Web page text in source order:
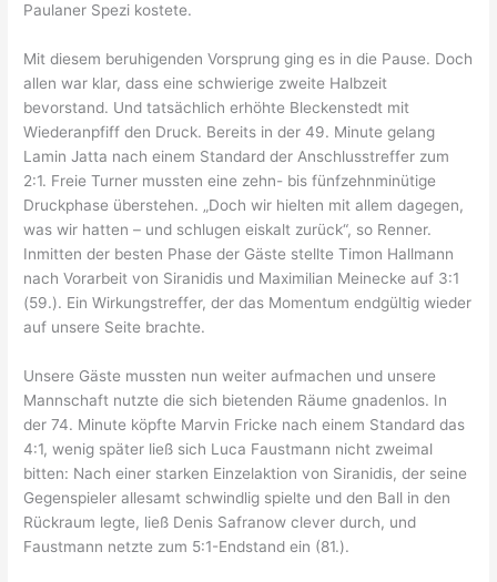
Paulaner Spezi kostete.
Mit diesem beruhigenden Vorsprung ging es in die Pause. Doch
allen war klar, dass eine schwierige zweite Halbzeit
bevorstand. Und tatsächlich erhöhte Bleckenstedt mit
Wiederanpfiff den Druck. Bereits in der 49. Minute gelang
Lamin Jatta nach einem Standard der Anschlusstreffer zum
2:1. Freie Turner mussten eine zehn- bis fünfzehnminütige
Druckphase überstehen. „Doch wir hielten mit allem dagegen,
was wir hatten – und schlugen eiskalt zurück“, so Renner.
Inmitten der besten Phase der Gäste stellte Timon Hallmann
nach Vorarbeit von Siranidis und Maximilian Meinecke auf 3:1
(59.). Ein Wirkungstreffer, der das Momentum endgültig wieder
auf unsere Seite brachte.
Unsere Gäste mussten nun weiter aufmachen und unsere
Mannschaft nutzte die sich bietenden Räume gnadenlos. In
der 74. Minute köpfte Marvin Fricke nach einem Standard das
4:1, wenig später ließ sich Luca Faustmann nicht zweimal
bitten: Nach einer starken Einzelaktion von Siranidis, der seine
Gegenspieler allesamt schwindlig spielte und den Ball in den
Rückraum legte, ließ Denis Safranow clever durch, und
Faustmann netzte zum 5:1-Endstand ein (81.).